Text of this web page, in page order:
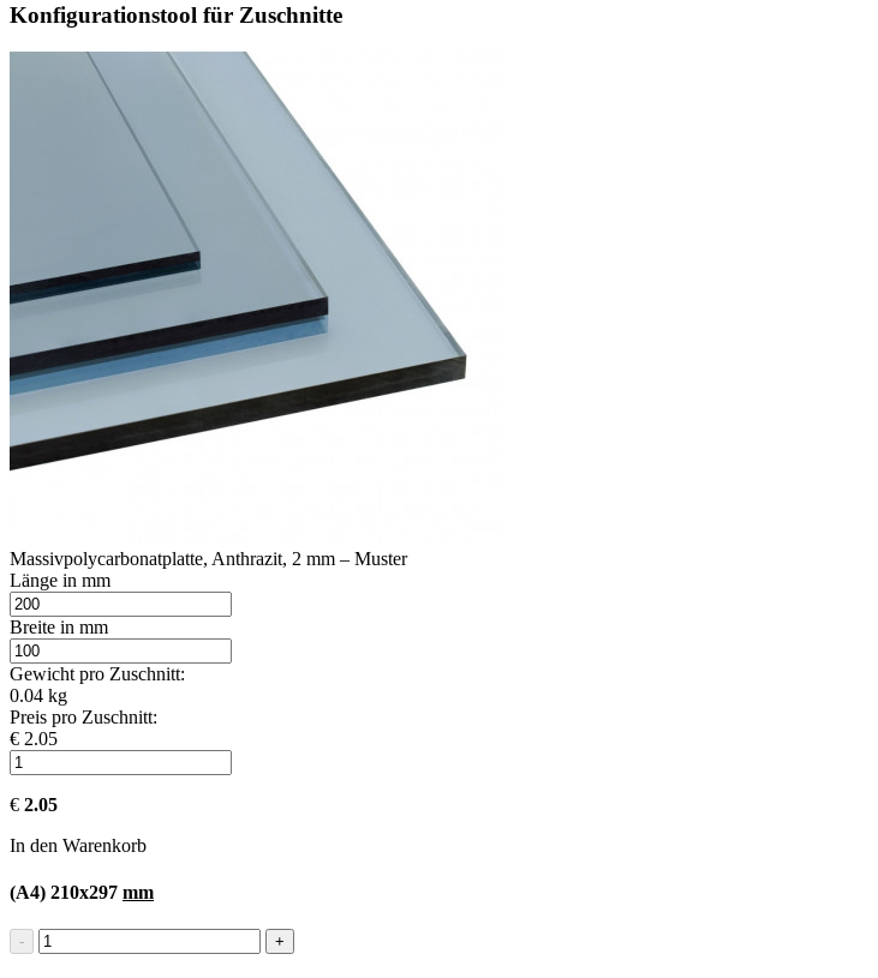
Konfigurationstool für Zuschnitte
Massivpolycarbonatplatte, Anthrazit, 2 mm – Muster
Länge in mm
Breite in mm
Gewicht pro Zuschnitt:
0.04 kg
Preis pro Zuschnitt:
€ 2.05
€ 2.05
In den Warenkorb
(A4) 210x297 mm